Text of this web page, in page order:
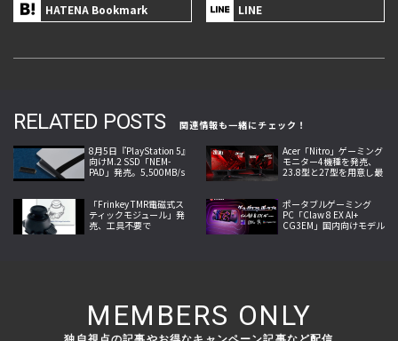
HATENA Bookmark LINE
RELATED POSTS
関連情報も一緒にチェック！
8月5日『PlayStation 5』
向けM.2 SSD「NEM-
PAD」発売。5,500MB/s
Acer「Nitro」ゲーミング
モニター4機種を発売、
23.8型と27型を用意し最
「Frinkey TMR電磁式ス
ティックモジュール」発
売、工具不要で
ポータブルゲーミング
PC「Claw 8 EX AI+
CG3EM」国内向けモデル
MEMBERS ONLY